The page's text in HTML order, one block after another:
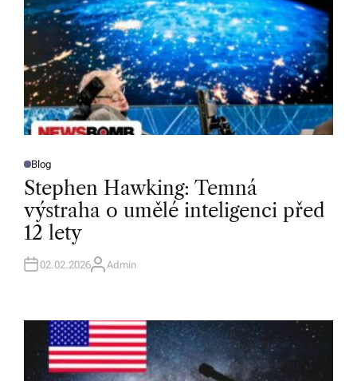
P
O
S
E
D
I
N
Blog
Stephen Hawking: Temná
výstraha o umělé inteligenci před
12 lety
02.02.2026A
R
Admin